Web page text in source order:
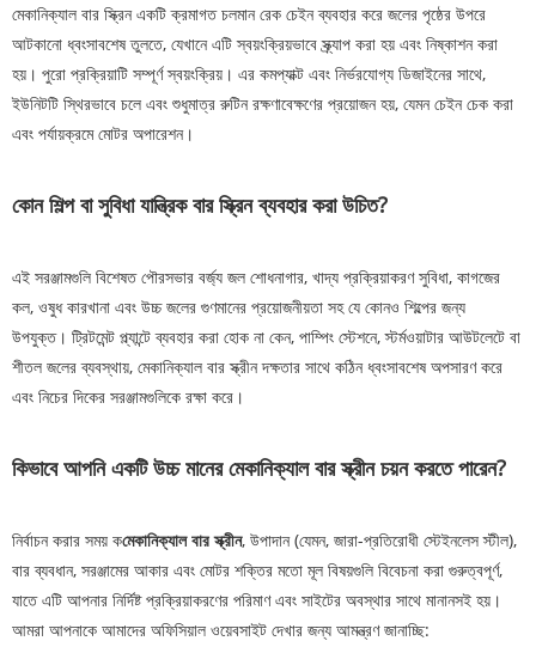
মেকানিক্যাল বার স্ক্রিন একটি ক্রমাগত চলমান রেক চেইন ব্যবহার করে জলের পৃষ্ঠের উপরে
আটকানো ধ্বংসাবশেষ তুলতে, যেখানে এটি স্বয়ংক্রিয়ভাবে স্ক্র্যাপ করা হয় এবং নিষ্কাশন করা
হয়। পুরো প্রক্রিয়াটি সম্পূর্ণ স্বয়ংক্রিয়। এর কমপ্যাক্ট এবং নির্ভরযোগ্য ডিজাইনের সাথে,
ইউনিটটি স্থিরভাবে চলে এবং শুধুমাত্র রুটিন রক্ষণাবেক্ষণের প্রয়োজন হয়, যেমন চেইন চেক করা
এবং পর্যায়ক্রমে মোটর অপারেশন।
কোন শিল্প বা সুবিধা যান্ত্রিক বার স্ক্রিন ব্যবহার করা উচিত?
এই সরঞ্জামগুলি বিশেষত পৌরসভার বর্জ্য জল শোধনাগার, খাদ্য প্রক্রিয়াকরণ সুবিধা, কাগজের
কল, ওষুধ কারখানা এবং উচ্চ জলের গুণমানের প্রয়োজনীয়তা সহ যে কোনও শিল্পের জন্য
উপযুক্ত। ট্রিটমেন্ট প্ল্যান্টে ব্যবহার করা হোক না কেন, পাম্পিং স্টেশনে, স্টর্মওয়াটার আউটলেটে বা
শীতল জলের ব্যবস্থায়, মেকানিক্যাল বার স্ক্রীন দক্ষতার সাথে কঠিন ধ্বংসাবশেষ অপসারণ করে
এবং নিচের দিকের সরঞ্জামগুলিকে রক্ষা করে।
কিভাবে আপনি একটি উচ্চ মানের মেকানিক্যাল বার স্ক্রীন চয়ন করতে পারেন?
নির্বাচন করার সময় কমেকানিক্যাল বার স্ক্রীন, উপাদান (যেমন, জারা-প্রতিরোধী স্টেইনলেস স্টীল),
বার ব্যবধান, সরঞ্জামের আকার এবং মোটর শক্তির মতো মূল বিষয়গুলি বিবেচনা করা গুরুত্বপূর্ণ,
যাতে এটি আপনার নির্দিষ্ট প্রক্রিয়াকরণের পরিমাণ এবং সাইটের অবস্থার সাথে মানানসই হয়।
আমরা আপনাকে আমাদের অফিসিয়াল ওয়েবসাইট দেখার জন্য আমন্ত্রণ জানাচ্ছি: